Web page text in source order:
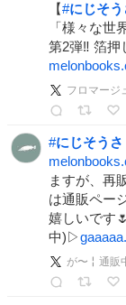
【#にじそ
「様々な世
第2弾‼ 箔押
フロマージ
#にじそうさ
ますが、再
は通販ペー
嬉しいです
中)▷
が〜╏通販